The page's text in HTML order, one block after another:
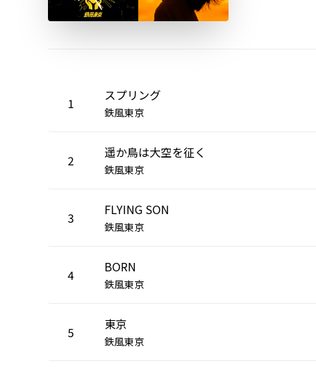
1 スプリング
鉄風東京
2 遥か鳥は大空を征く
鉄風東京
3 FLYING SON
鉄風東京
4 BORN
鉄風東京
5 東京
鉄風東京